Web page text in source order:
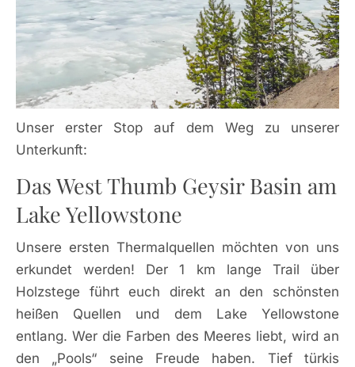
Unser erster Stop auf dem Weg zu unserer
Unterkunft:
Das West Thumb Geysir Basin am
Lake Yellowstone
Unsere ersten Thermalquellen möchten von uns
erkundet werden! Der 1 km lange Trail über
Holzstege führt euch direkt an den schönsten
heißen Quellen und dem Lake Yellowstone
entlang. Wer die Farben des Meeres liebt, wird an
den „Pools“ seine Freude haben. Tief türkis